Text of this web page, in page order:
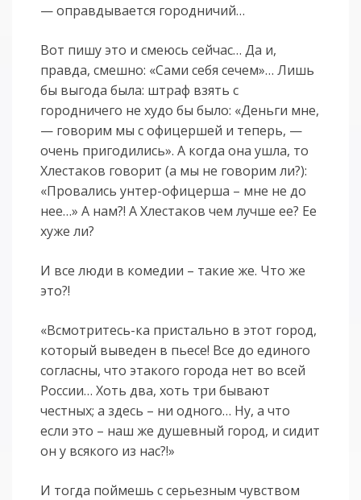
— оправдывается городничий…
Вот пишу это и смеюсь сейчас… Да и,
правда, смешно: «Сами себя сечем»… Лишь
бы выгода была: штраф взять с
городничего не худо бы было: «Деньги мне,
— говорим мы с офицершей и теперь, —
очень пригодились». А когда она ушла, то
Хлестаков говорит (а мы не говорим ли?):
«Провались унтер-офицерша – мне не до
нее…» А нам?! А Хлестаков чем лучше ее? Ее
хуже ли?
И все люди в комедии – такие же. Что же
это?!
«Всмотритесь-ка пристально в этот город,
который выведен в пьесе! Все до единого
согласны, что этакого города нет во всей
России… Хоть два, хоть три бывают
честных; а здесь – ни одного… Ну, а что
если это – наш же душевный город, и сидит
он у всякого из нас?!»
И тогда поймешь с серьезным чувством